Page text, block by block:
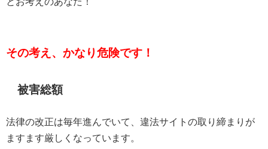
その考え、かなり危険です！
被害総額
法律の改正は毎年進んでいて、違法サイトの取り締まりが
ますます厳しくなっています。